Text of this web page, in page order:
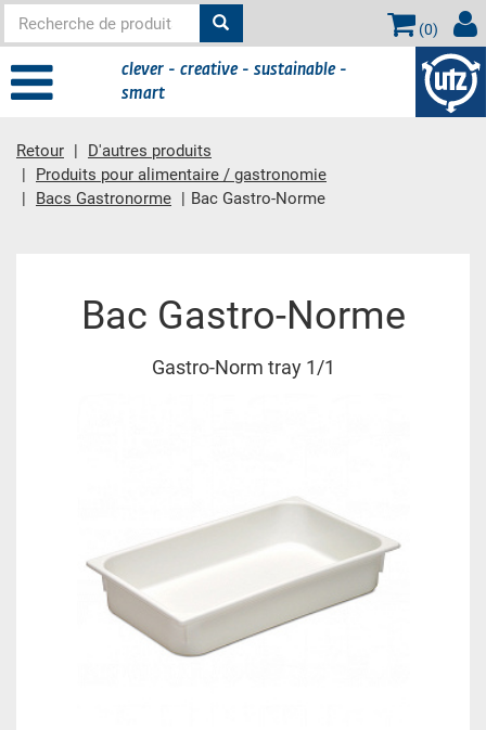
(0)
clever - creative - sustainable -
smart
Retour
D'autres produits
Produits pour alimentaire / gastronomie
Bacs Gastronorme
Bac Gastro-Norme
Bac Gastro-Norme
Gastro-Norm tray 1/1